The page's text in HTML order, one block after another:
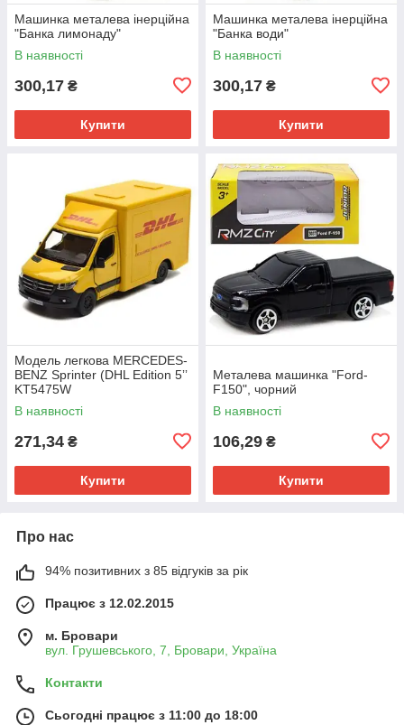
Машинка металева інерційна
"Банка лимонаду"
В наявності
300,17 ₴
Купити
Машинка металева інерційна
"Банка води"
В наявності
300,17 ₴
Купити
Модель легкова MERCEDES-
BENZ Sprinter (DHL Edition 5ʼʼ
KT5475W
метал.інерц.відкр.дв.кор)
В наявності
271,34 ₴
Купити
Металева машинка "Ford-
F150", чорний
В наявності
106,29 ₴
Купити
Про нас
94% позитивних з 85 відгуків за рік
Працює з 12.02.2015
м. Бровари
вул. Грушевського, 7, Бровари, Україна
Контакти
Сьогодні працює з 11:00 до 18:00